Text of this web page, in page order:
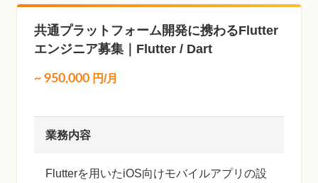
共通プラットフォーム開発に携わるFlutter
エンジニア募集｜Flutter / Dart
~ 950,000 円/月
業務内容
Flutterを用いたiOS向けモバイルアプリの設